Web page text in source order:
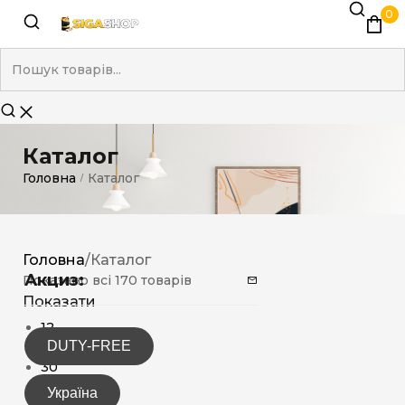
0
Каталог
Головна / Каталог
Акциз:
DUTY-FREE
Україна
Головна/Каталог
Показано всі 170 товарів
Показати
12
15
30